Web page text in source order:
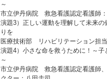
市立伊丹病院 救急看護認定看護師
演題3）正しい運動を理解して未来の
りを
医療技術部 リハビリテーション
演題4）小さな命を救うために！～子
～
市立伊丹病院 救急看護認定看護師